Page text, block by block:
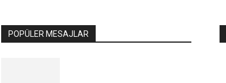
POPÜLER MESAJLAR